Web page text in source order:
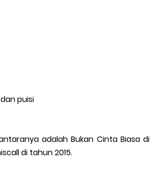
puisi
adalah Bukan Cinta Biasa di
di tahun 2015.